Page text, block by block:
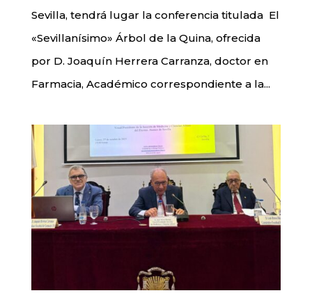
Sevilla, tendrá lugar la conferencia titulada El
«Sevillanísimo» Árbol de la Quina, ofrecida
por D. Joaquín Herrera Carranza, doctor en
Farmacia, Académico correspondiente a la...